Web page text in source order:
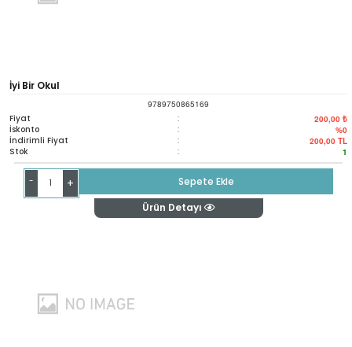
İyi Bir Okul
9789750865169
Fiyat : 200,00 ₺
İskonto : %0
İndirimli Fiyat : 200,00 TL
Stok : 1
- +
Sepete Ekle
Ürün Detayı